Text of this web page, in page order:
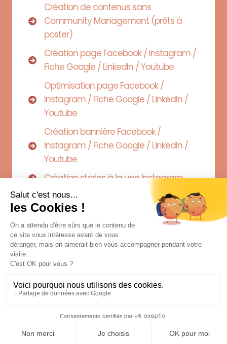
Création de contenus sans
Community Management (prêts à
poster)
Création page Facebook / Instagram /
Fiche Google / LinkedIn / Youtube
Optimisation page Facebook /
Instagram / Fiche Google / LinkedIn /
Youtube
Création bannière Facebook /
Instagram / Fiche Google / LinkedIn /
Youtube
Création stories à la une Instagram
Pack de templates prêts à l’emploi
avec Canva
Création calendrier éditorial sur 6 mois
Création Visuels pub 3 formats
Pour toute autre demande, contacte-
moi !